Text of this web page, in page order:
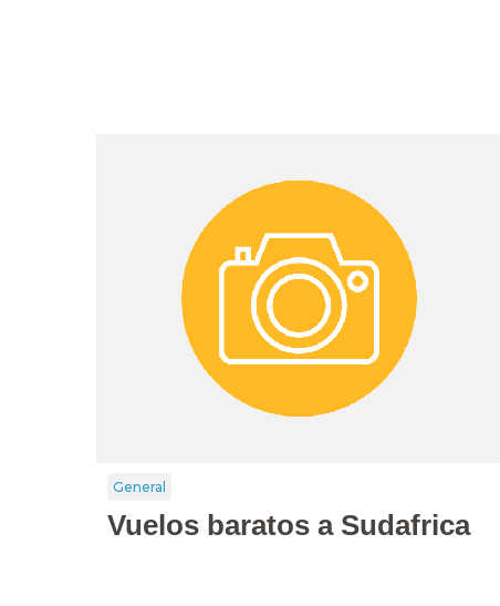
General
Vuelos baratos a Sudafrica